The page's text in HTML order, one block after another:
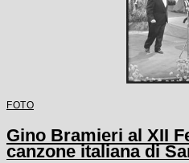
FOTO
Gino Bramieri al XII
canzone italiana di